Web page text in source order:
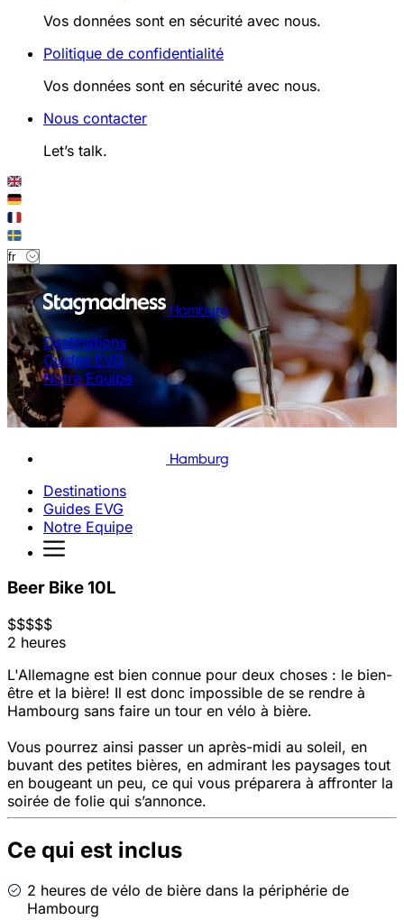
Vos données sont en sécurité avec nous.
Politique de confidentialité
Vos données sont en sécurité avec nous.
Nous contacter
Let’s talk.
Hamburg
Destinations
Guides EVG
Notre Equipe
Hamburg
Destinations
Guides EVG
Notre Equipe
Beer Bike 10L
$$$$$
2 heures
L'Allemagne est bien connue pour deux choses : le bien-
être et la bière! Il est donc impossible de se rendre à
Hambourg sans faire un tour en vélo à bière.
Vous pourrez ainsi passer un après-midi au soleil, en
buvant des petites bières, en admirant les paysages tout
en bougeant un peu, ce qui vous préparera à affronter la
soirée de folie qui s’annonce.
Ce qui est inclus
2 heures de vélo de bière dans la périphérie de
Hambourg